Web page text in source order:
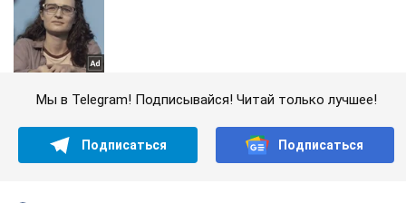
Мы в Telegram! Подписывайся! Читай только лучшее!
Подписаться Подписаться